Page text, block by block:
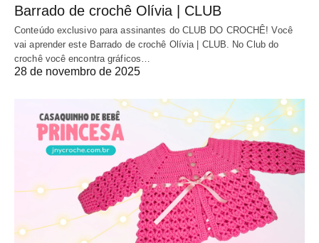
Barrado de crochê Olívia | CLUB
Conteúdo exclusivo para assinantes do CLUB DO CROCHÊ! Você
vai aprender este Barrado de crochê Olívia | CLUB. No Club do
crochê você encontra gráficos…
28 de novembro de 2025